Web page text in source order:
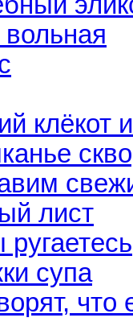
клёкот и
лист
супа
что